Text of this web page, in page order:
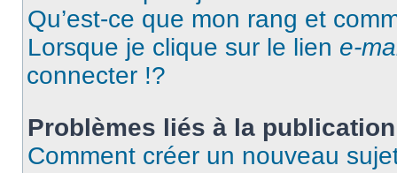
Qu’est-ce que mon rang et
Lorsque je clique sur le lien e-
connecter !?
Problèmes liés à la
Comment créer un nouveau